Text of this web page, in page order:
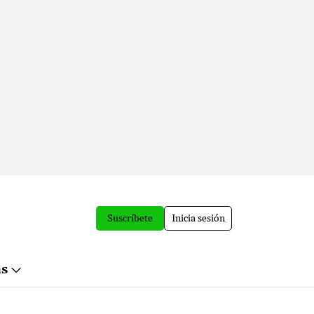
Suscríbete Inicia sesión